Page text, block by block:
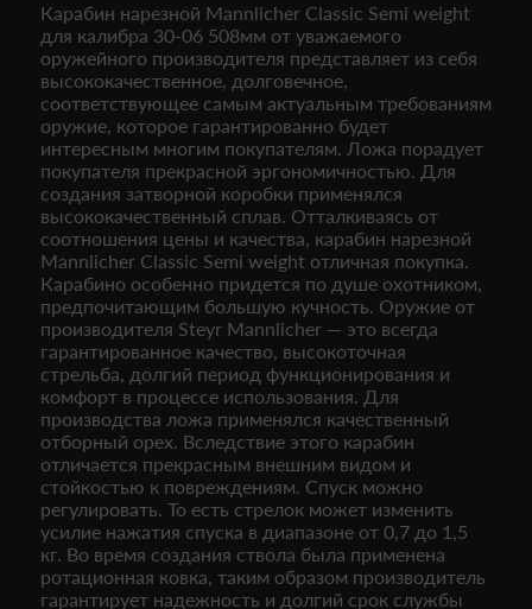
Карабин нарезной Mannlicher Classic Semi weight
для калибра 30-06 508мм от уважаемого
оружейного производителя представляет из себя
высококачественное, долговечное,
соответствующее самым актуальным требованиям
оружие, которое гарантированно будет
интересным многим покупателям. Ложа порадует
покупателя прекрасной эргономичностью. Для
создания затворной коробки применялся
высококачественный сплав. Отталкиваясь от
соотношения цены и качества, карабин нарезной
Mannlicher Classic Semi weight отличная покупка.
Карабино особенно придется по душе охотником,
предпочитающим большую кучность. Оружие от
производителя Steyr Mannlicher — это всегда
гарантированное качество, высокоточная
стрельба, долгий период функционирования и
комфорт в процессе использования. Для
производства ложа применялся качественный
отборный орех. Вследствие этого карабин
отличается прекрасным внешним видом и
стойкостью к повреждениям. Спуск можно
регулировать. То есть стрелок может изменить
усилие нажатия спуска в диапазоне от 0,7 до 1,5
кг. Во время создания ствола была применена
ротационная ковка, таким образом производитель
гарантирует надежность и долгий срок службы